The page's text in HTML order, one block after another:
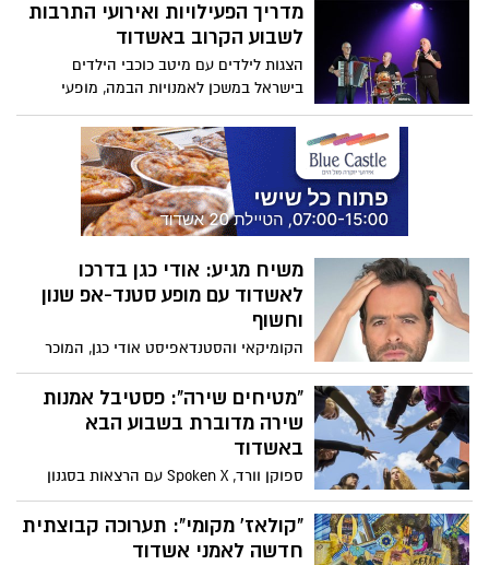
ב"מונארט-מרכז תרבות" אשדוד וציינה 11
שנים להיווסדה, הגיעה ביום שישי האחרון
מדריך הפעילויות ואירועי התרבות
לשבוע הקרוב באשדוד
הצגות לילדים עם מיטב כוכבי הילדים
בישראל במשכן לאמנויות הבמה, מופעי
מוזיקה וסטנד-אפ, פעילויות לילדים במחיר
שווה לכל נפש במרכזים הקהילתיים ועוד - כל
מה שמחכה לכם בשבוע הקרוב באשדוד
משיח מגיע: אודי כגן בדרכו
לאשדוד עם מופע סטנד-אפ שנון
וחשוף
הקומיקאי והסטנדאפיסט אודי כגן, המוכר
מ"ארץ נהדרת" ומסדרת הרשת הפופולרית
"משיח", יעלה ויבוא בתחילת החודש הבא על
במת בית יד לבנים אשדוד עם מופע
סטנד-אפ מרגש, חשוף ,שנון וקורע ­מצחוק -
"מטיחים שירה": פסטיבל אמנות
שירה מדוברת בשבוע הבא
באשדוד
ספוקן וורד, Spoken X עם הרצאות בסגנון
TED, סלאם נוער, מופע לילדים וסדנת ספוקן
לצרכים מיוחדים ועוד: כל מה שמחכה לכם
בשבוע הבא באשדוד בפסטיבל "מטיחים
"קולאז' מקומי": תערוכה קבוצתית
חדשה לאמני אשדוד